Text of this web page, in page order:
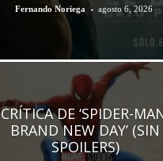
Fernando Noriega - agosto 6, 2026
CRÍTICA DE ‘SPIDER-
BRAND NEW DAY’ (SIN
SPOILERS)